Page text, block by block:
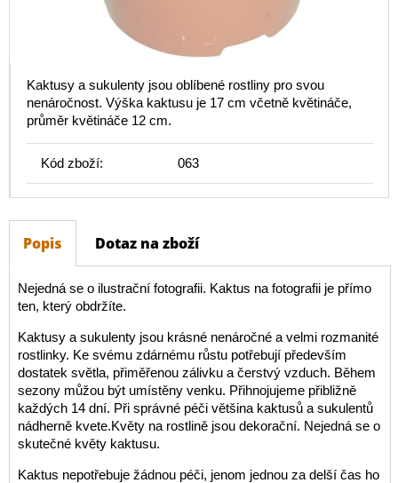
Kaktusy a sukulenty jsou oblíbené rostliny pro svou
nenáročnost. Výška kaktusu je 17 cm včetně květináče,
průměr květináče 12 cm.
Kód zboží: 063
Popis Dotaz na zboží
Nejedná se o ilustrační fotografii. Kaktus na fotografii je přímo
ten, který obdržíte.
Kaktusy a sukulenty jsou krásné nenáročné a velmi rozmanité
rostlinky. Ke svému zdárnému růstu potřebují především
dostatek světla, přiměřenou zálivku a čerstvý vzduch. Během
sezony můžou být umístěny venku. Přihnojujeme přibližně
každých 14 dní. Při správné péči většina kaktusů a sukulentů
nádherně kvete.Květy na rostlině jsou dekorační. Nejedná se o
skutečné květy kaktusu.
Kaktus nepotřebuje žádnou péči, jenom jednou za delší čas ho